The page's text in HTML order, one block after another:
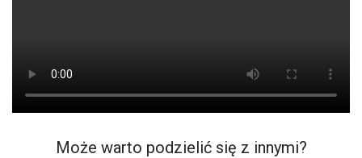
Może warto podzielić się z innymi?